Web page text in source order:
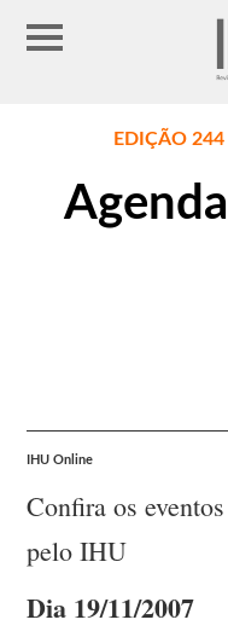
EDIÇÃO
IHU Online
Confira os
pelo IHU
Dia 19/11/2007